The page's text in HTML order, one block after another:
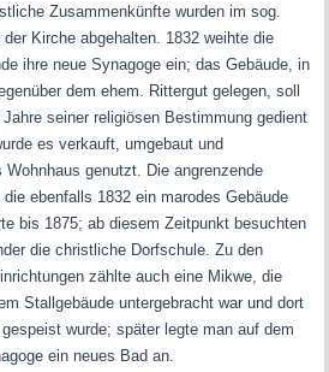
Zusammenkünfte wurden im sog.
der Kirche abgehalten. 1832 weihte die
ihre neue Synagoge ein; das Gebäude, in
dem ehem. Rittergut gelegen, soll
seiner religiösen Bestimmung gedient
es verkauft, umgebaut und
genutzt. Die angrenzende
ebenfalls 1832 ein marodes Gebäude
bis 1875; ab diesem Zeitpunkt besuchten
die christliche Dorfschule. Zu den
zählte auch eine Mikwe, die
Stallgebäude untergebracht war und dort
wurde; später legte man auf dem
ein neues Bad an.